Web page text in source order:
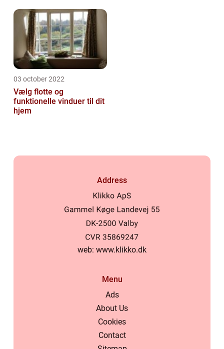
03 october 2022
Vælg flotte og
funktionelle vinduer til dit
hjem
Address
web: www.klikko.dk
Menu
Ads
About Us
Cookies
Contact